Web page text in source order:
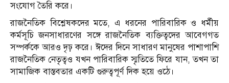
সংযোগ তৈরি করে।
রাজনৈতিক বিশ্লেষকদের মতে, এ ধরনের পারিবারিক ও ধর্মীয়
কর্মসূচি জনসাধারণের সঙ্গে রাজনৈতিক ব্যক্তিত্বদের আবেগগত
সম্পর্ককে আরও দৃঢ় করে। ঈদের দিনে সাধারণ মানুষের পাশাপাশি
রাজনৈতিক নেতৃত্বও যখন পারিবারিক স্মৃতিতে ফিরে যান, তখন তা
সামাজিক বাস্তবতার একটি গুরুত্বপূর্ণ দিক হয়ে ওঠে।